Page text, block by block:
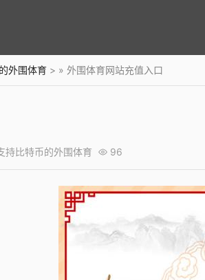
外围体育 > » 外围体育网站充值入口
持比特币的外围体育  96